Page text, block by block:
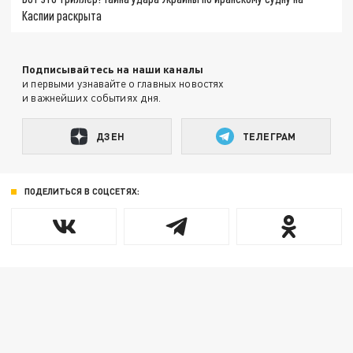
Каспии раскрыта
Подписывайтесь на наши каналы
и первыми узнавайте о главных новостях
и важнейших событиях дня.
ДЗЕН ТЕЛЕГРАМ
ПОДЕЛИТЬСЯ В СОЦСЕТЯХ: